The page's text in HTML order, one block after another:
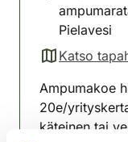
Pielavesi
Katso
(avautuu
Ampumakoe
20e/
käteinen tai